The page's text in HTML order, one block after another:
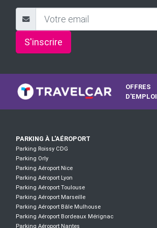
S'inscrire
OFFRES
D'EMPLOI
PARKING À L'AÉROPORT
Parking Roissy CDG
Parking Orly
Parking Aéroport Nice
Parking Aéroport Lyon
Parking Aéroport Toulouse
Parking Aéroport Marseille
Parking Aéroport Bâle Mulhouse
Parking Aéroport Bordeaux Mérignac
Parking Aéroport Nantes